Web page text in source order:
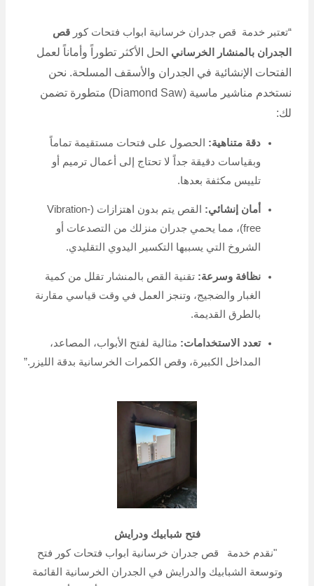
“تعتبر خدمة قص جدران خرسانية ابواب فتحات كورقص
الجدران بالمنشار الخرساني
الحل الأكثر تطوراً وأماناً لعمل
الفتحات الإنشائية في الجدران والأسقف المسلحة. نحن
نستخدم مناشير ماسية (Diamond Saw) متطورة تضمن
لك:
دقة متناهية: الحصول على فتحات مستقيمة تماماً
وبقياسات دقيقة جداً لا تحتاج إلى أعمال ترميم أو
تلييس مكثفة بعدها.
أمان إنشائي:
القص يتم بدون اهتزازات (Vibration-
free)، مما يحمي جدران منزلك من التصدعات أو
الشروخ التي يسببها التكسير اليدوي التقليدي.
نظافة وسرعة: تقنية القص بالمنشار تقلل من كمية
الغبار والضجيج، وتنجز العمل في وقت قياسي مقارنة
بالطرق القديمة.
تعدد الاستخدامات: مثالية لفتح الأبواب، المصاعد،
المداخل الكبيرة، وقص الكمرات الخرسانية بدقة الليزر.”
فتح شبابيك ودرايش
"نقدم خدمة قص جدران خرسانية ابواب فتحات كور فتح
وتوسعة الشبابيك والدرايش في الجدران الخرسانية القائمة